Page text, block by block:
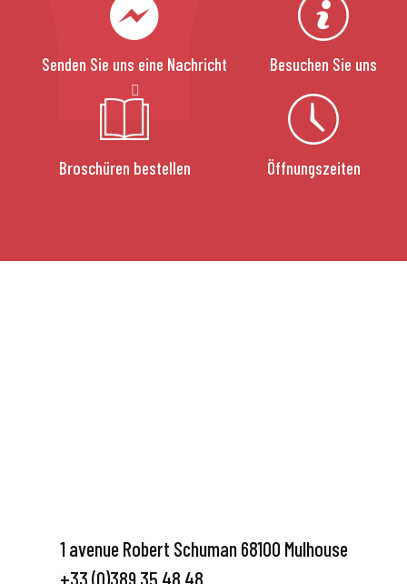
Senden Sie uns eine Nachricht Besuchen Sie uns
Broschüren bestellen Öffnungszeiten
1 avenue Robert Schuman 68100 Mulhouse
+33 (0)389 35 48 48